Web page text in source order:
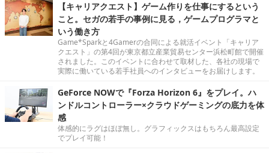
【キャリアクエスト】ゲーム作りを仕事にするという
こと。セガの若手の事例に見る，ゲームプログラマと
いう働き方
Game*Sparkと4Gamerの合同による就活イベント「キャリア
クエスト」の第4回が東京都立産業貿易センター浜松町館で開催
されました。このイベントに合わせて取材した、各社の現場で
実際に働いている若手社員へのインタビューをお届けします。
GeForce NOWで『Forza Horizon 6』をプレイ。ハ
ンドルコントローラー×クラウドゲーミングの底力を体
感
体感的にラグはほぼ無し。グラフィックスはもちろん最高設定
でプレイ可能！